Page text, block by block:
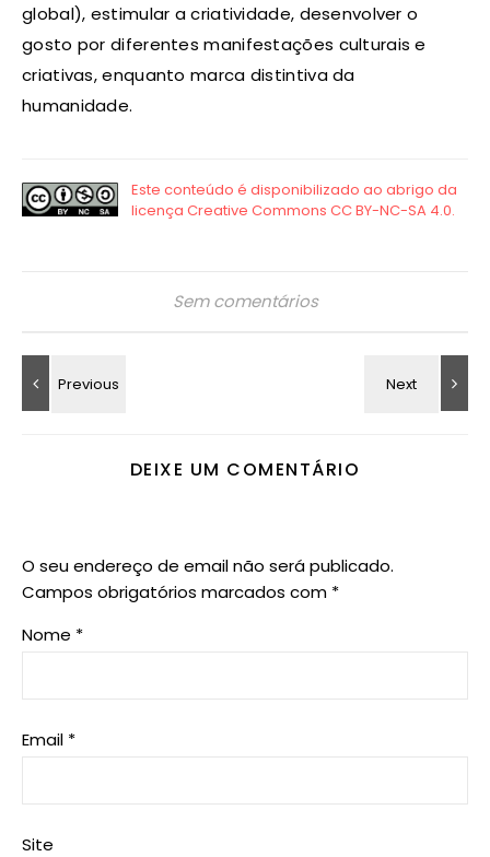
global), estimular a criatividade, desenvolver o
gosto por diferentes manifestações culturais e
criativas, enquanto marca distintiva da
humanidade.
Sem comentários
DEIXE UM COMENTÁRIO
O seu endereço de email não será publicado.
Campos obrigatórios marcados com *
Nome *
Email *
Site